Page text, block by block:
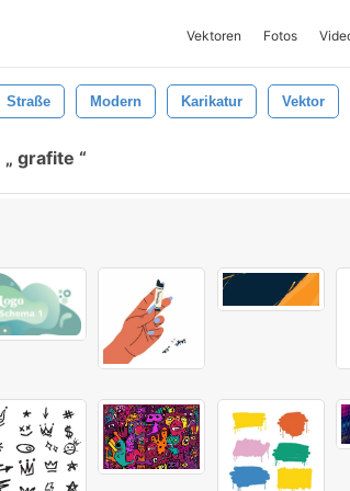
Vektoren Fotos
Straße Modern Karikatur Vektor
grafite